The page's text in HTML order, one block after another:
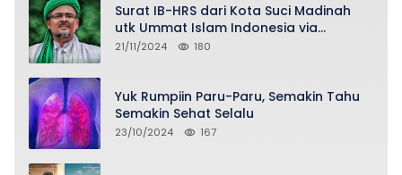
Surat IB-HRS dari Kota Suci Madinah
utk Ummat Islam Indonesia via
Penasihat DPP FPI Asy-Syeikh KH Buya
21/11/2024 180
Yuk Rumpiin Paru-Paru, Semakin Tahu
Semakin Sehat Selalu
23/10/2024 167